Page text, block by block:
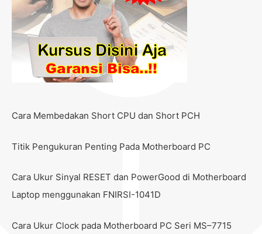
Cara Membedakan Short CPU dan Short PCH
Titik Pengukuran Penting Pada Motherboard PC
Cara Ukur Sinyal RESET dan PowerGood di Motherboard
Laptop menggunakan FNIRSI-1041D
Cara Ukur Clock pada Motherboard PC Seri MS–7715